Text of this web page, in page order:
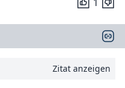
Zitat anzeigen